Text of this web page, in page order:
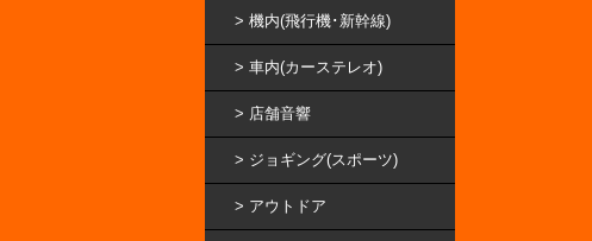
機内(飛行機･新幹線)
車内(カーステレオ)
店舗音響
ジョギング(スポーツ)
アウトドア